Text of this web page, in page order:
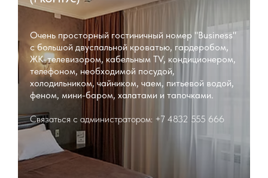
Очень просторный гостиничный номер "Business"
с большой двуспальной кроватью, гардеробом,
ЖК-телевизором, кабельным TV, кондиционером,
телефоном, необходимой посудой,
холодильником, чайником, чаем, питьевой водой,
феном, мини-баром, халатами и тапочками.
Связаться с администратором: +7 4832 555 666